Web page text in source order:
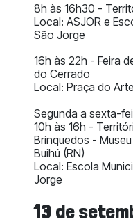
8h às 16h30 -
Local: ASJOR e
São Jorge
16h às 22h - Feira
do Cerrado
Local: Praça do
Segunda a sexta-
10h às 16h -
Brinquedos -
Buihú (RN)
Local: Escola
Jorge
13 de